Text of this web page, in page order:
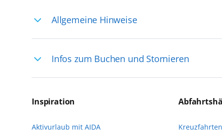
Allgemeine Hinweise
selten, sodass dort englischsprachige
das Reiseerlebnis
Infos zum Buchen und Stornieren
Reservierungsanfrage über aida.de/
Verfügung stehen. Deshalb empfehlen
Inspiration
Aktivurlaub mit AIDA